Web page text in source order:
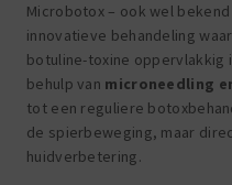
Microbotox – ook wel bekend
innovatieve behandeling
botuline-toxine oppervlakkig
behulp van microneedling
tot een reguliere
de spierbeweging, maar
huidverbetering.